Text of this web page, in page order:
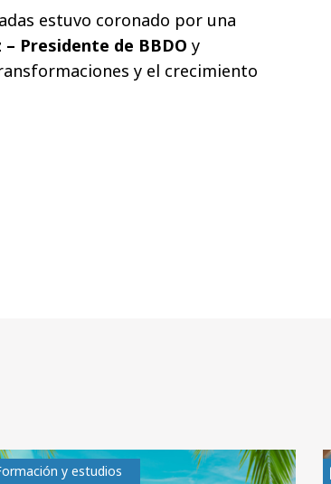
estuvo coronado por una
Presidente de BBDO y
y el crecimiento
y estudios